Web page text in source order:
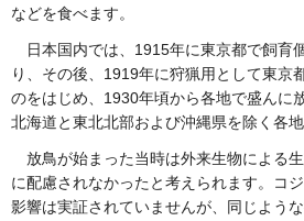
などを食べます。
日本国内では、1915年に東京都で飼育
り、その後、1919年に狩猟用として東京
のをはじめ、1930年頃から各地で盛んに
北海道と東北北部および沖縄県を除く各地
放鳥が始まった当時は外来生物による
に配慮されなかったと考えられます。コ
影響は実証されていませんが、同じよう